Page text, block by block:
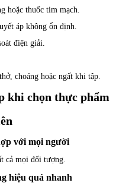
hoặc thuốc tim mạch.
áp không ổn định.
điện giải.
choáng hoặc ngất khi tập.
khi chọn thực phẩm
với mọi người
cả mọi đối tượng.
hiệu quả nhanh